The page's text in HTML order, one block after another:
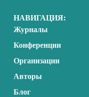
НАВИГАЦИЯ:
Журналы
Конференции
Организации
Авторы
Блог